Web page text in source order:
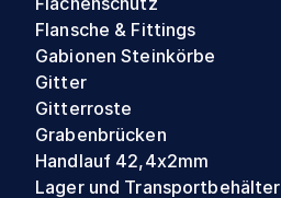
Flansche & Fittings
Gabionen Steinkörbe
Gitter
Gitterroste
Grabenbrücken
Handlauf 42,4x2mm
Lager und Transportbehälter